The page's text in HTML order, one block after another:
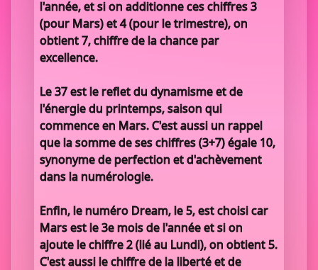
l'année, et si on additionne ces chiffres 3
(pour Mars) et 4 (pour le trimestre), on
obtient 7, chiffre de la chance par
excellence.
Le 37 est le reflet du dynamisme et de
l'énergie du printemps, saison qui
commence en Mars. C'est aussi un rappel
que la somme de ses chiffres (3+7) égale 10,
synonyme de perfection et d'achèvement
dans la numérologie.
Enfin, le numéro Dream, le 5, est choisi car
Mars est le 3e mois de l'année et si on
ajoute le chiffre 2 (lié au Lundi), on obtient 5.
C'est aussi le chiffre de la liberté et de